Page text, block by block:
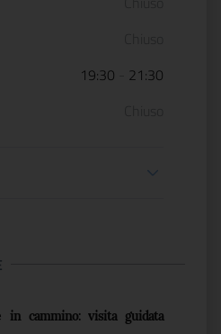
19:30 21:30
in cammino: visita guidata